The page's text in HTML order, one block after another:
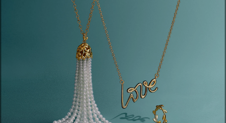
TROVA LA BOUTIQUE PIÙ VICINA A TE